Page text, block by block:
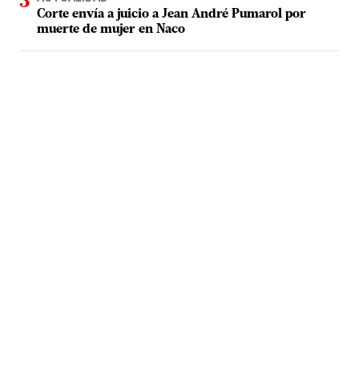
Corte envía a juicio a Jean André Pumarol por
muerte de mujer en Naco